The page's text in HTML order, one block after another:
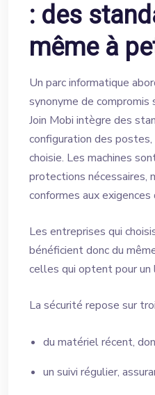
: des
même à
Un parc informatique
synonyme de compromis
Join Mobi intègre des
configuration des
choisie. Les machines
protections nécessaires,
conformes aux exigences
Les entreprises qui
bénéficient donc du
celles qui optent pour un
La sécurité repose sur
du matériel récent,
un suivi régulier,